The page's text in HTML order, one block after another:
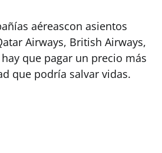
aéreascon asientos
Airways, British Airways,
que pagar un precio más
que podría salvar vidas.